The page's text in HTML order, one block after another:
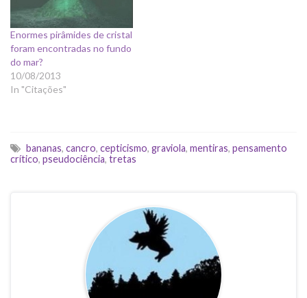
Enormes pirâmides de cristal
foram encontradas no fundo
do mar?
10/08/2013
In "Citações"
bananas, cancro, cepticismo, graviola, mentiras, pensamento
crítico, pseudociência, tretas